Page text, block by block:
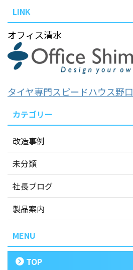
LINK
オフィス清水
タイヤ専門スピードハウス野口
カテゴリー
改造事例
未分類
社長ブログ
製品案内
MENU
TOP